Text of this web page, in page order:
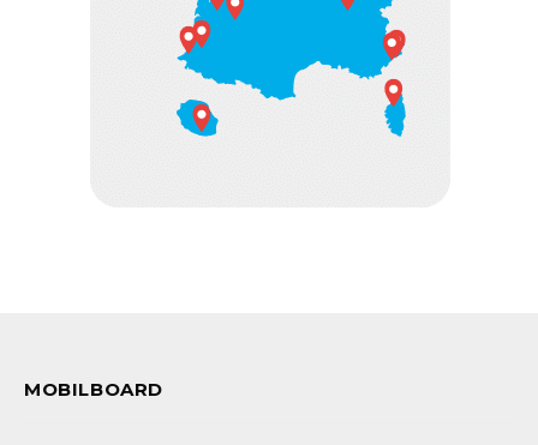
MOBILBOARD